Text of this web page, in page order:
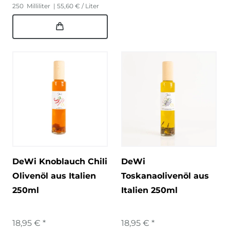
250 Milliliter | 55,60 € / Liter
DeWi Knoblauch Chili
Olivenöl aus Italien
250ml
18,95 € *
DeWi
Toskanaolivenöl aus
Italien 250ml
18,95 € *